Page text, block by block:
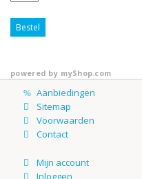
Bestel
powered by myShop.com